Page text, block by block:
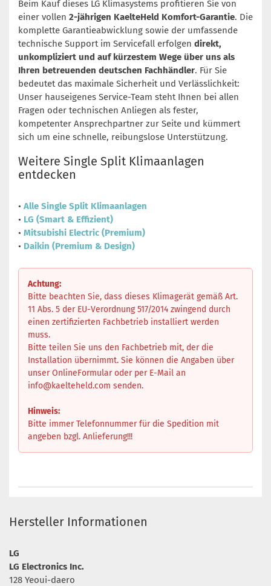
Beim Kauf dieses LG Klimasystems profitieren Sie von
einer vollen 2-jährigen KaelteHeld Komfort-Garantie. Die
komplette Garantieabwicklung sowie der umfassende
technische Support im Servicefall erfolgen direkt,
unkompliziert und auf kürzestem Wege über uns als
Ihren betreuenden deutschen Fachhändler. Für Sie
bedeutet das maximale Sicherheit und Verlässlichkeit:
Unser hauseigenes Service-Team steht Ihnen bei allen
Fragen oder technischen Anliegen als fester,
kompetenter Ansprechpartner zur Seite und kümmert
sich um eine schnelle, reibungslose Unterstützung.
Weitere Single Split Klimaanlagen
entdecken
• Alle Single Split Klimaanlagen
• LG (Smart & Effizient)
• Mitsubishi Electric (Premium)
• Daikin (Premium & Design)
Achtung:
Bitte beachten Sie, dass dieses Klimagerät gemäß Art.
11 Abs. 5 der EU-Verordnung 517/2014 zwingend durch
einen zertifizierten Fachbetrieb installiert werden
muss.
Bitte teilen Sie uns den Fachbetrieb mit, der die
Installation übernimmt. Sie können die Angaben über
unser OnlineFormular oder per E-Mail an
info@kaelteheld.com senden.
Hinweis:
Bitte immer Telefonnummer für die Spedition mit
angeben bzgl. Anlieferung!!!
Hersteller Informationen
LG
LG Electronics Inc.
128 Yeoui-daero